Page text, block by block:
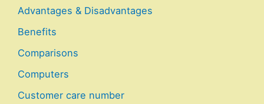
Advantages & Disadvantages
Benefits
Comparisons
Computers
Customer care number